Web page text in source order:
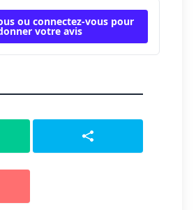
ou connectez-vous pour
votre avis